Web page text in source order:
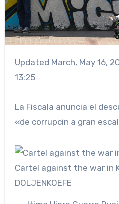
Updated March, May 16,
13:25
La Fiscala anuncia el descubrimiento de un caso
«de corrupcin a gran
Cartel against the war in
DOLJENKOEFE